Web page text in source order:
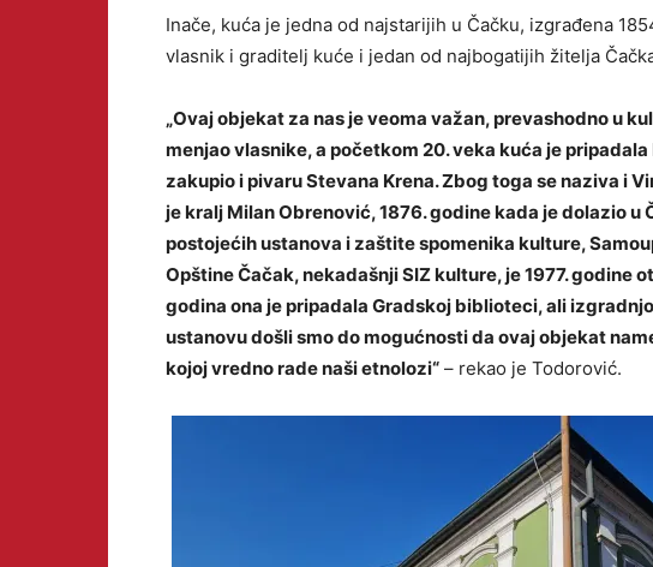
Inače, kuća je jedna od najstarijih u Čačku, izgrađena
vlasnik i graditelj kuće i jedan od najbogatijih žitelja
„Ovaj objekat za nas je veoma važan, prevashodno u
menjao vlasnike, a početkom 20. veka kuća je
zakupio i pivaru Stevana Krena. Zbog toga se naziva i
je kralj Milan Obrenović, 1876. godine kada je dolazio u
postojećih ustanova i zaštite spomenika kulture,
Opštine Čačak, nekadašnji SIZ kulture, je 1977. godine
godina ona je pripadala Gradskoj biblioteci, ali
ustanovu došli smo do mogućnosti da ovaj objekat
kojoj vredno rade naši etnolozi“ – rekao je Todorović.